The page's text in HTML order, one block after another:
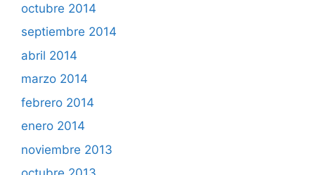
octubre 2014
septiembre 2014
abril 2014
marzo 2014
febrero 2014
enero 2014
noviembre 2013